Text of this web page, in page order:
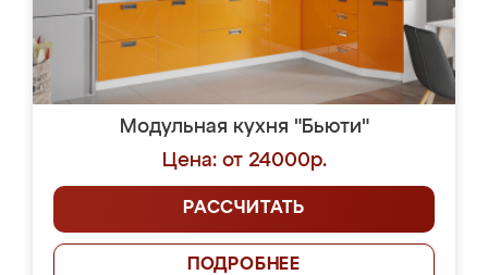
Модульная кухня "Бьюти"
Цена: от 24000р.
РАССЧИТАТЬ
ПОДРОБНЕЕ